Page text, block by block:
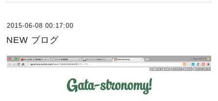
2015-06-08 00:17:00
NEW ブログ